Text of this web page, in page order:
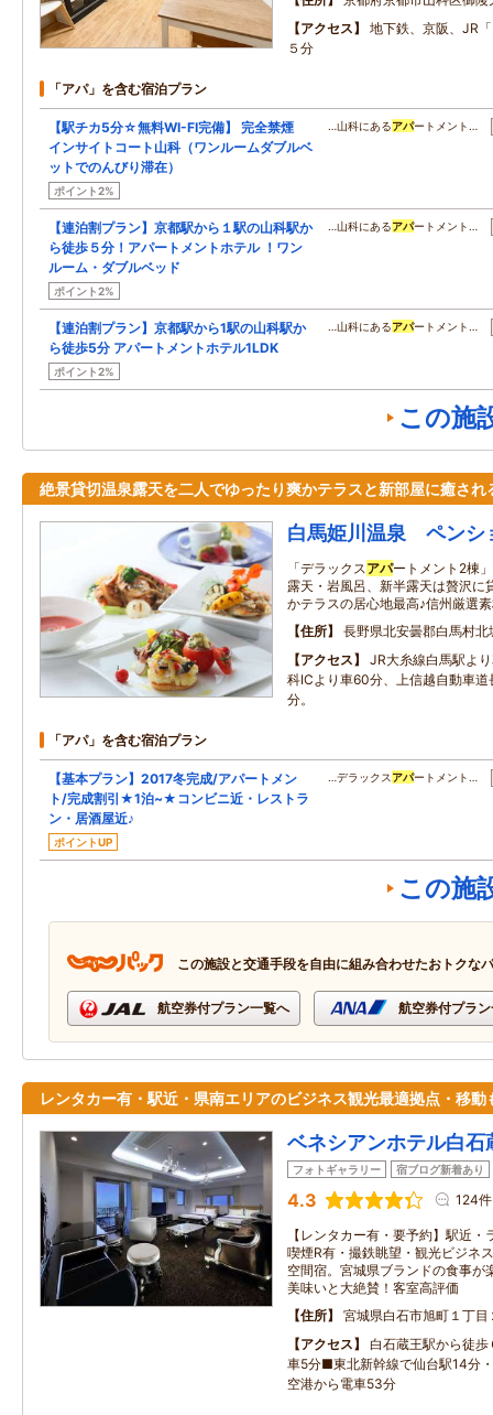
アクセス
地下鉄、京阪、JR
５分
「アパ」を含む宿泊プラン
【駅チカ5分☆無料WI-FI完備】 完全禁煙
インサイトコート山科（ワンルームダブルベ
ットでのんびり滞在）
ポイント2%
…山科にあるアパートメント…
【連泊割プラン】京都駅から１駅の山科駅か
ら徒歩５分！アパートメントホテル ！ワン
ルーム・ダブルベッド
ポイント2%
…山科にあるアパートメント…
【連泊割プラン】京都駅から1駅の山科駅か
ら徒歩5分 アパートメントホテル1LDK
ポイント2%
…山科にあるアパートメント…
この施
絶景貸切温泉露天を二人でゆったり爽かテラスと新部屋に癒され
白馬姫川温泉 ペンシ
「デラックスアパートメント2棟
露天・岩風呂、新半露天は贅沢に
かテラスの居心地最高♪信州厳選
住所
長野県北安曇郡白馬村
アクセス
JR大糸線白馬駅よ
科ICより車60分、上信越自動車
分。
「アパ」を含む宿泊プラン
【基本プラン】2017冬完成/アパートメン
ト/完成割引★1泊~★コンビニ近・レストラ
ン・居酒屋近♪
ポイントUP
…デラックス アパートメント…
この施
この施設と交通手段を自由に組み合わせたおトクな
航空券付プラン一覧へ 航空券付プラ
レンタカー有・駅近・県南エリアのビジネス観光最適拠点・移動
ベネシアンホテル白石
フォトギャラリー 宿ブログ新着あり
4.3 124件
【レンタカー有・要予約】駅近
喫煙R有・撮鉄眺望・観光ビジネ
空間宿。宮城県ブランドの食事が
美味いと大絶賛！客室高評価
住所
宮城県白石市旭町１丁目
アクセス
白石蔵王駅から徒
車5分■東北新幹線で仙台駅14分
空港から電車53分